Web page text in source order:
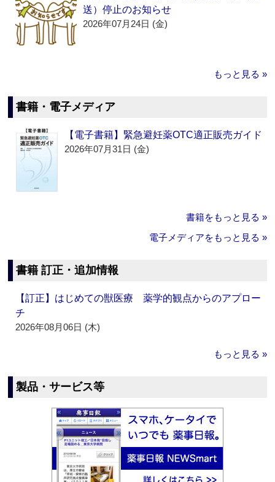
送）停止のお知らせ
2026年07月24日 (金)
もっと見る »
書籍・電子メディア
【電子書籍】緊急避妊薬OTC適正販売ガイド
2026年07月31日 (金)
書籍をもっと見る »
電子メディアをもっと見る »
書籍 訂正・追加情報
【訂正】はじめての獣医療 薬学的観点からのアプロー
チ
2026年08月06日 (木)
もっと見る »
製品・サービス等